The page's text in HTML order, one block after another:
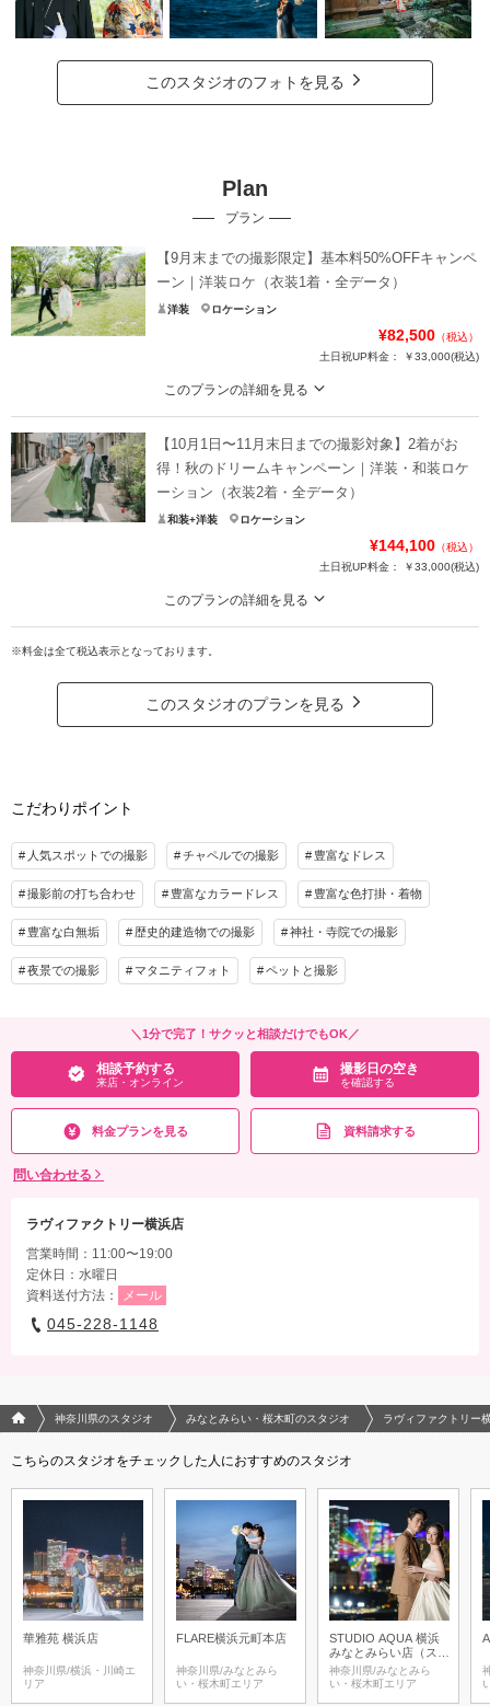
このスタジオのフォトを見る
Plan
プラン
【9月末までの撮影限定】基本料50%OFFキャンペ
ーン｜洋装ロケ（衣装1着・全データ）
洋装 ロケーション
¥82,500 （税込）
土日祝UP料金：
￥33,000(税込)
このプランの詳細を見る
今なら基本料半額！ウエディングフォトをもっと自由に。好きな人と好きな場
所で叶えるロケーションフォト
通常価格：165,000円（税込）
＜含まれるもの＞
・カメラマン（1時間撮影）
・小物一式
・プラン内ロケ地 / 1ヶ所
プラン詳細
衣装追加 会食
家族と撮影 家族用衣装レンタル ペットと撮影
その他含むもの
プランの組み合わせも可能です。※衣装持ち込み料（衣装1点）…新婦¥33,000、新郎
相談予約する 撮影日の空き
【10月1日〜11月末日までの撮影対象】2着がお
得！秋のドリームキャンペーン｜洋装・和装ロケ
ーション（衣装2着・全データ）
和装+洋装 ロケーション
¥144,100 （税込）
土日祝UP料金：
￥33,000(税込)
このプランの詳細を見る
2着だから広がる、魅力あふれるフォトストーリー。お得なキャンペーンでこだ
わりの衣装ラインナップをたっぷりとお楽しみください。
・新婦ヘアメイク（1着分のみ）
※トップシーズン（11月20日～12月10日）撮影の場合は別途22,000円追加
プラン詳細
撮影料 新婦衣装2着 新郎衣装2着
アルバム データ 200カット 台紙付写真
衣装追加
その他含むもの
★通常293,700円が51%OFF！※2着目のヘアメイクチェンジご希望の場合、22,000円
追加 ※ブーケ（1スタイルにつき）をご希望の場合は別途5,500円〜 ※衣装持ち込み
料（衣装1点）…新婦33,000円、新郎11,000円
相談予約する 撮影日の空き
※料金は全て税込表示となっております。
このスタジオのプランを見る
こだわりポイント
人気スポットでの撮影 チャペルでの撮影 豊富なドレス
撮影前の打ち合わせ 豊富なカラードレス 豊富な色打掛・着物
豊富な白無垢 歴史的建造物での撮影 神社・寺院での撮影
夜景での撮影 マタニティフォト ペットと撮影
＼1分で完了！サクッと相談だけでもOK／
相談予約する
来店・オンライン
撮影日の空き
を確認する
料金プランを見る 資料請求する
問い合わせる
ラヴィファクトリー横浜店
営業時間：11:00〜19:00
定休日：水曜日
資料送付方法：
メール
045-228-1148
フォトウエディング/結婚写真のPhotorait ホーム
神奈川県のスタジオ みなとみらい・桜木町のスタジオ ラヴィファクトリー
こちらのスタジオをチェックした人におすすめのスタジオ
華雅苑 横浜店
神奈川県/横浜・川崎エ
リア
FLARE横浜元町本店
神奈川県/みなとみら
い・桜木町エリア
STUDIO AQUA 横浜
みなとみらい店（スタ
ジオAQUA）
神奈川県/みなとみら
い・桜木町エリア